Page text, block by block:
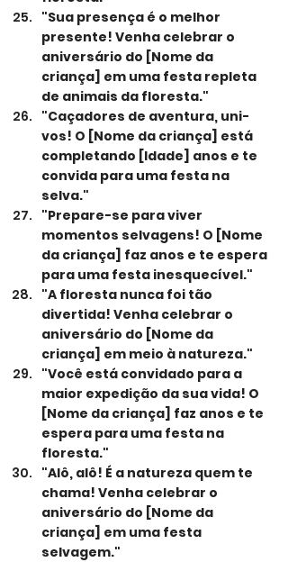
"Sua presença é o melhor
presente! Venha celebrar o
aniversário do [Nome da
criança] em uma festa repleta
de animais da floresta."
"Caçadores de aventura, uni-
vos! O [Nome da criança] está
completando [Idade] anos e te
convida para uma festa na
selva."
"Prepare-se para viver
momentos selvagens! O [Nome
da criança] faz anos e te espera
para uma festa inesquecível."
"A floresta nunca foi tão
divertida! Venha celebrar o
aniversário do [Nome da
criança] em meio à natureza."
"Você está convidado para a
maior expedição da sua vida! O
[Nome da criança] faz anos e te
espera para uma festa na
floresta."
"Alô, alô! É a natureza quem te
chama! Venha celebrar o
aniversário do [Nome da
criança] em uma festa
selvagem."